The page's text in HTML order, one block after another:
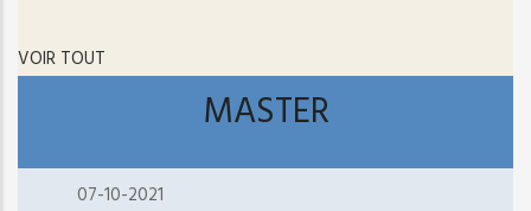
VOIR TOUT
MASTER
07-10-2021